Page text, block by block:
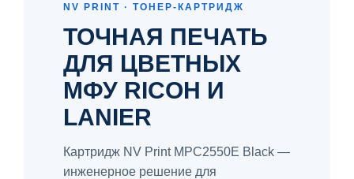
NV PRINT · ТОНЕР-КАРТРИДЖ
ТОЧНАЯ ПЕЧАТЬ
ДЛЯ ЦВЕТНЫХ
МФУ RICOH И
LANIER
Картридж NV Print MPC2550E Black —
инженерное решение для